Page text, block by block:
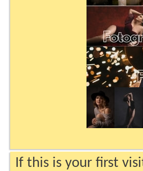
If this is your first